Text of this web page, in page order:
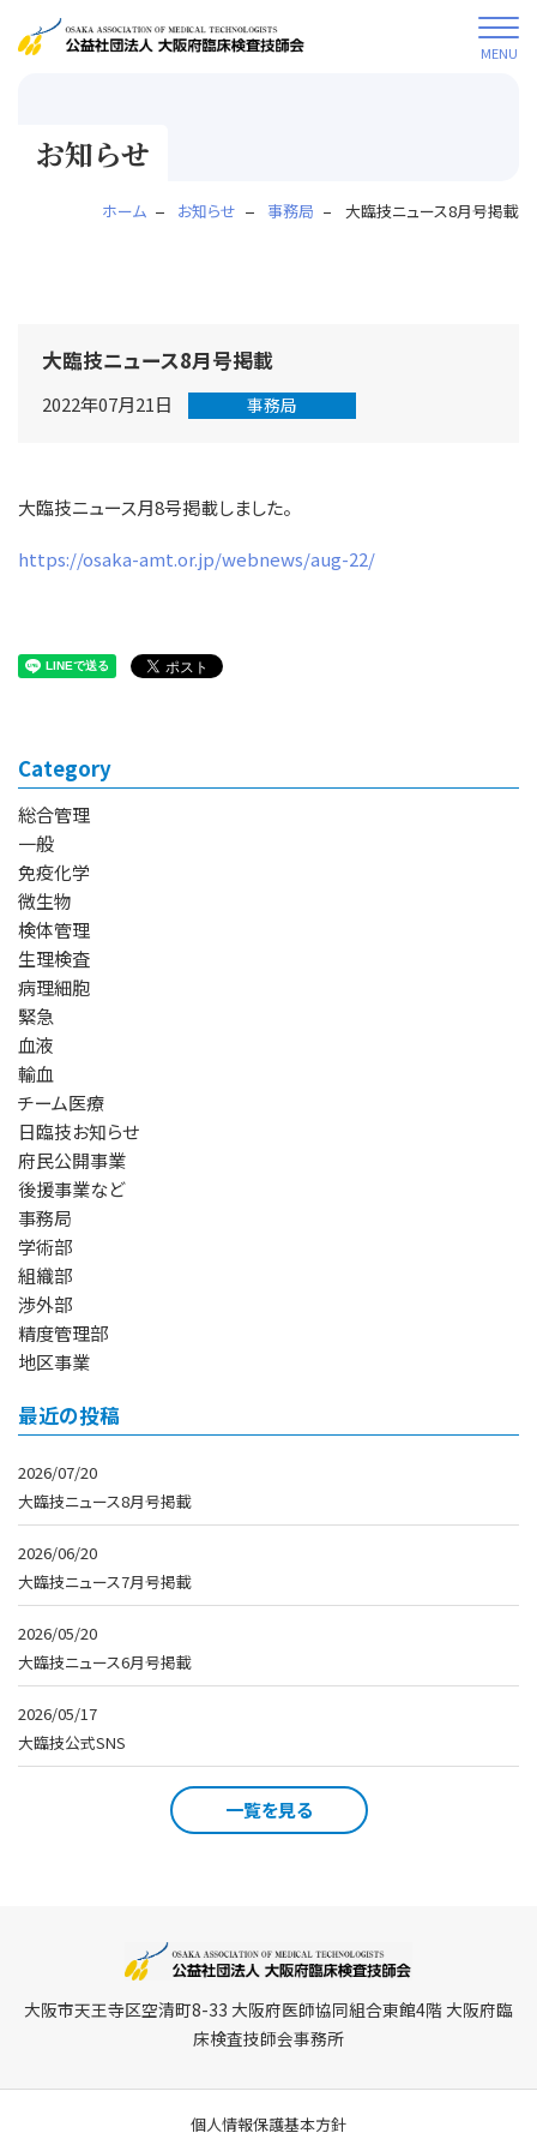
MENU
お知らせ
ホーム お知らせ 事務局 大臨技ニュース8月号掲載
大臨技ニュース8月号掲載
2022年07月21日 事務局
大臨技ニュース月8号掲載しました。
https://osaka-amt.or.jp/webnews/aug-22/
Category
総合管理
一般
免疫化学
微生物
検体管理
生理検査
病理細胞
緊急
血液
輸血
チーム医療
日臨技お知らせ
府民公開事業
後援事業など
事務局
学術部
組織部
渉外部
精度管理部
地区事業
最近の投稿
2026/07/20
大臨技ニュース8月号掲載
2026/06/20
大臨技ニュース7月号掲載
2026/05/20
大臨技ニュース6月号掲載
2026/05/17
大臨技公式SNS
一覧を見る
大阪市天王寺区空清町8-33 大阪府医師協同組合東館4階 大阪府臨
床検査技師会事務所
個人情報保護基本方針